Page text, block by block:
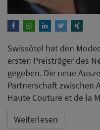
Swissôtel hat den
ersten Preisträger des
gegeben. Die neue
Partnerschaft zwischen
Haute Couture et de la
Weiterlesen